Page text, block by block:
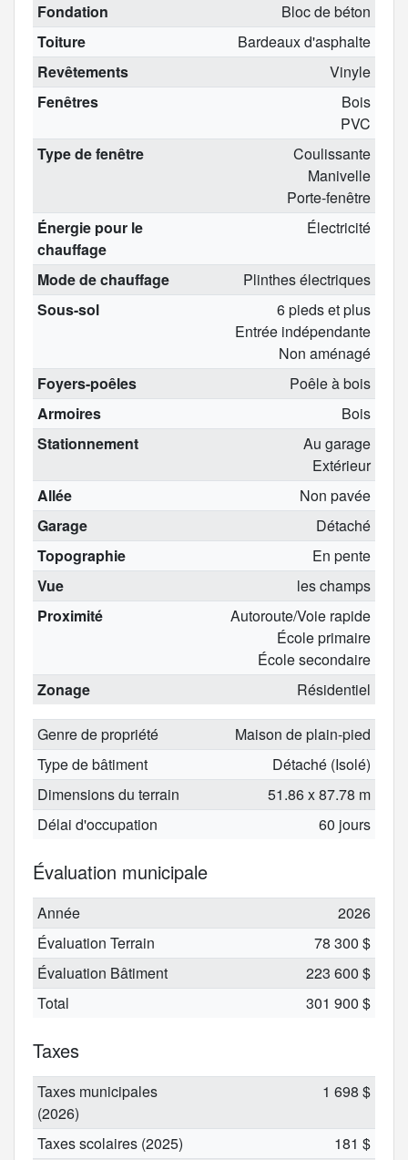
Fondation
Bloc de béton
Toiture
Bardeaux d'asphalte
Revêtements
Vinyle
Fenêtres
Bois
PVC
Type de fenêtre
Coulissante
Manivelle
Porte-fenêtre
Énergie pour le
chauffage
Électricité
Mode de chauffage
Plinthes électriques
Sous-sol
6 pieds et plus
Entrée indépendante
Non aménagé
Foyers-poêles
Poêle à bois
Armoires
Bois
Stationnement
Au garage
Extérieur
Allée
Non pavée
Garage
Détaché
Topographie
En pente
Vue
les champs
Proximité
Autoroute/Voie rapide
École primaire
École secondaire
Zonage
Résidentiel
Genre de propriété
Maison de plain-pied
Type de bâtiment
Détaché (Isolé)
Dimensions du terrain
51.86 x 87.78 m
Délai d'occupation
60 jours
Évaluation municipale
Année
2026
Évaluation Terrain
78 300 $
Évaluation Bâtiment
223 600 $
Total
301 900 $
Taxes
Taxes municipales
(2026)
1 698 $
Taxes scolaires (2025) 181 $